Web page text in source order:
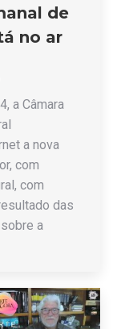
de
no ar
a Câmara
a nova
com
com
das
a